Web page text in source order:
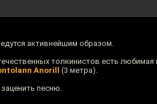
активнейшим образом.
толкинистов есть любимая
Anorill
(3 метра).
песню.